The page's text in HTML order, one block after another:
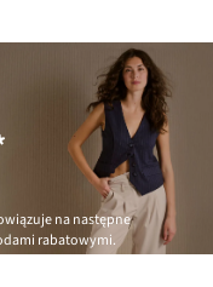
na następne
rabatowymi.